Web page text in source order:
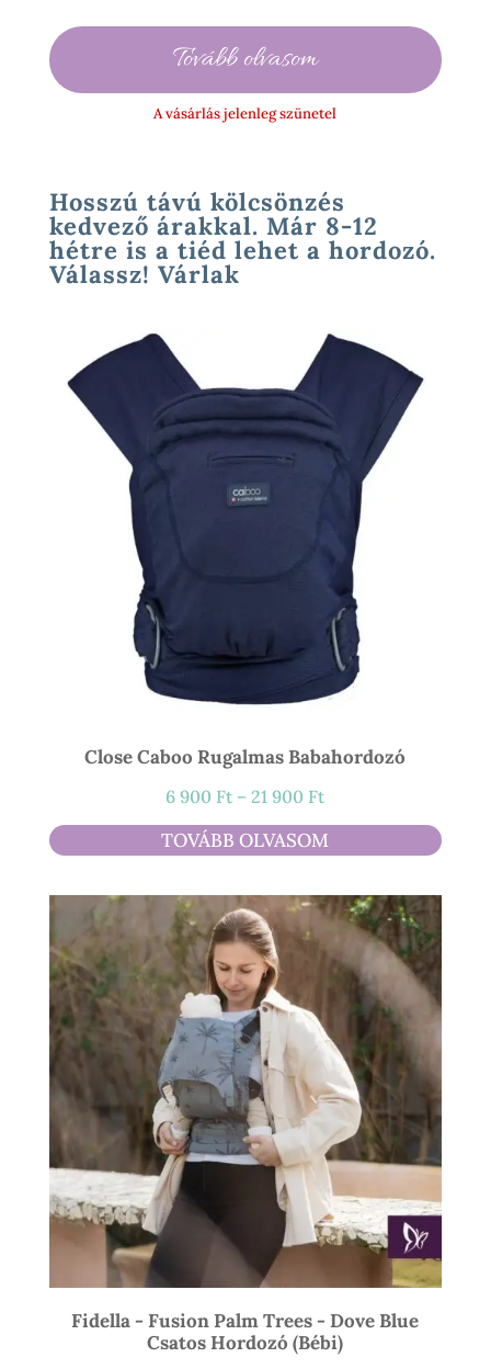
Tovább olvasom
A vásárlás jelenleg szünetel
Hosszú távú kölcsönzés
kedvező árakkal. Már 8-12
hétre is a tiéd lehet a hordozó.
Válassz! Várlak
Close Caboo Rugalmas Babahordozó
6 900 Ft – 21 900 FtÁrtartomány:
6
900 Ft
21
900 Ft
TOVÁBB OLVASOM
Fidella - Fusion Palm Trees - Dove Blue
Csatos Hordozó (bébi)